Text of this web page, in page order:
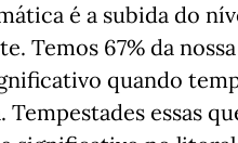
é a subida do
Temos 67% da
quando
Tempestades essas